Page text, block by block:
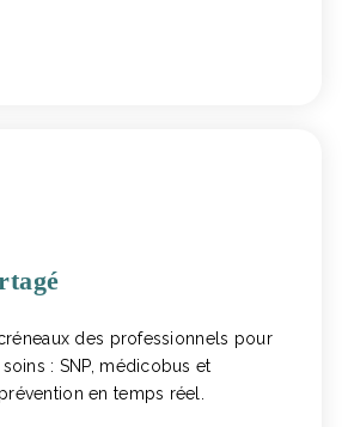
des professionnels pour
: SNP, médicobus et
en temps réel.